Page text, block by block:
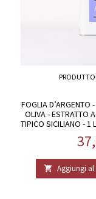
FOGLIA D’ARGENTO
OLIVA - ESTRATTO
TIPICO SICILIANO - 1
 Aggiungi al